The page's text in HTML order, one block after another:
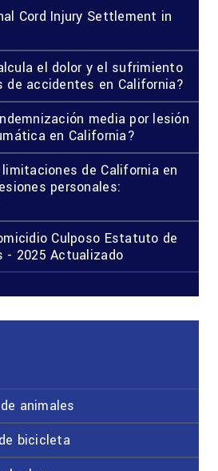
Cord Injury Settlement in
el dolor y el sufrimiento
de accidentes en California?
media por lesión
en California?
de California en
personales:
Culposo Estatuto de
- 2025 Actualizado
animales
bicicleta